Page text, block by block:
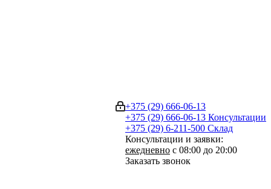
+375 (29) 666-06-13
+375 (29) 666-06-13 Консультации
+375 (29) 6-211-500 Склад
Консультации и заявки:
ежедневно с 08:00 до 20:00
Заказать звонок